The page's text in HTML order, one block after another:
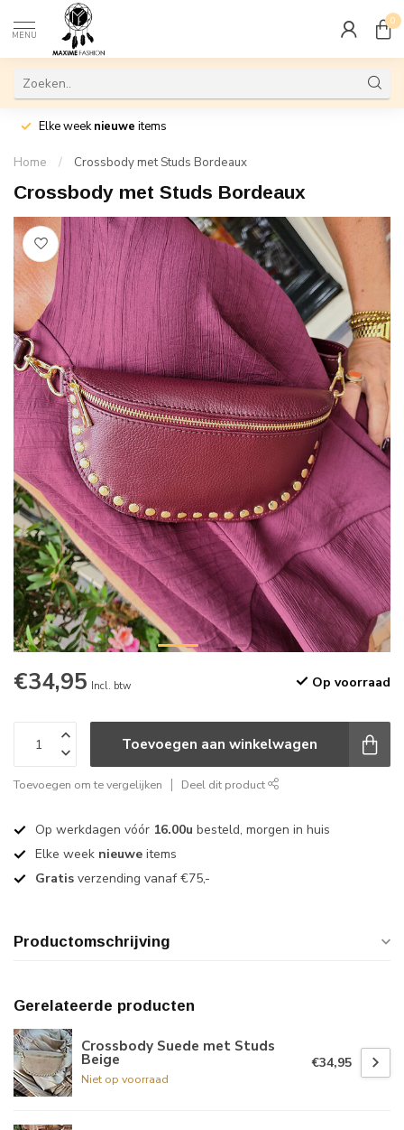
MENU
0
Elke weeknieuwe items
Home / Crossbody met Studs Bordeaux
Crossbody met Studs Bordeaux
€34,95 Incl. btw Op voorraad
Toevoegen aan winkelwagen
Toevoegen om te vergelijken Deel dit product
Op werkdagen vóór 16.00u besteld, morgen in huis
Elke week nieuwe items
Gratis verzending vanaf €75,-
Productomschrijving
Gerelateerde producten
Crossbody Suede met Studs
Beige
Niet op voorraad
€34,95